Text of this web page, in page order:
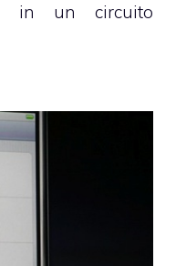
in un circuito